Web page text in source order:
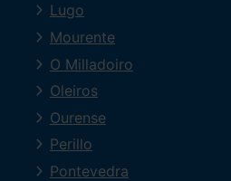
Lugo
Mourente
O Milladoiro
Oleiros
Ourense
Perillo
Pontevedra